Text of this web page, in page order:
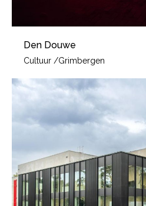
Den Douwe
Cultuur /Grimbergen